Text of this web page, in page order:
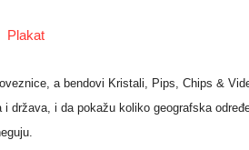
a bendovi Kristali, Pips, Chips &
država, i da pokažu koliko geografska